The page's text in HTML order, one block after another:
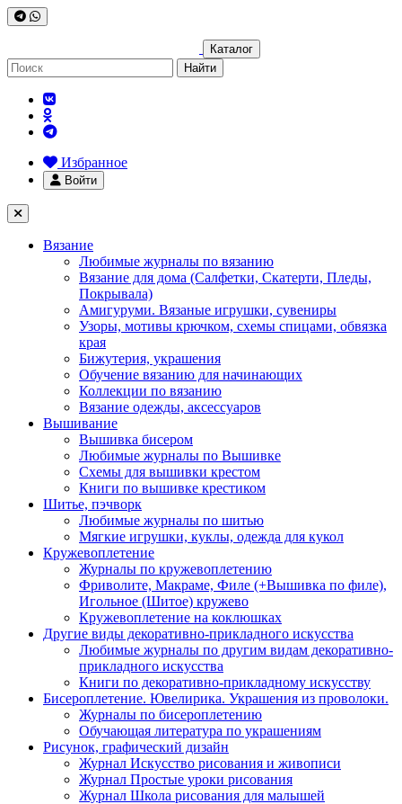
Каталог
Найти
Избранное
Войти
Вязание
Любимые журналы по вязанию
Вязание для дома (Салфетки, Скатерти, Пледы,
Покрывала)
Амигуруми. Вязаные игрушки, сувениры
Узоры, мотивы крючком, схемы спицами, обвязка
края
Бижутерия, украшения
Обучение вязанию для начинающих
Коллекции по вязанию
Вязание одежды, аксессуаров
Вышивание
Вышивка бисером
Любимые журналы по Вышивке
Схемы для вышивки крестом
Книги по вышивке крестиком
Шитье, пэчворк
Любимые журналы по шитью
Мягкие игрушки, куклы, одежда для кукол
Кружевоплетение
Журналы по кружевоплетению
Фриволите, Макраме, Филе (+Вышивка по филе),
Игольное (Шитое) кружево
Кружевоплетение на коклюшках
Другие виды декоративно-прикладного искусства
Любимые журналы по другим видам декоративно-
прикладного искусства
Книги по декоративно-прикладному искусству
Бисероплетение. Ювелирика. Украшения из проволоки.
Журналы по бисероплетению
Обучающая литература по украшениям
Рисунок, графический дизайн
Журнал Искусство рисования и живописи
Журнал Простые уроки рисования
Журнал Школа рисования для малышей